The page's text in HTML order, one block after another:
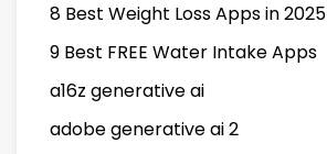
8 Best Weight Loss Apps in 2025
9 Best FREE Water Intake Apps
a16z generative ai
adobe generative ai 2